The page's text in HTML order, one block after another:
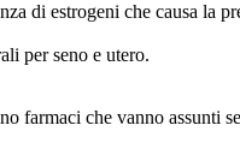
di estrogeni che causa la
per seno e utero.
farmaci che vanno assunti